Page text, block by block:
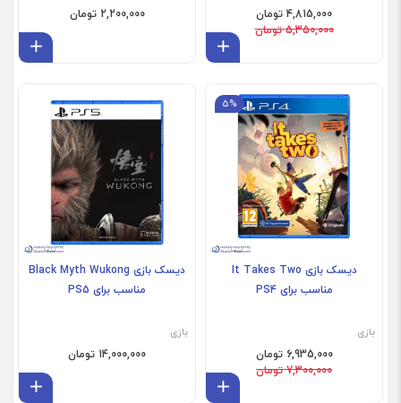
4,815,000 تومان
5,350,000 تومان
2,200,000 تومان
فروش ویژه
5%
دیسک بازی It Takes Two
مناسب برای PS4
بازی
6,935,000 تومان
7,300,000 تومان
دیسک بازی Black Myth Wukong
مناسب برای PS5
بازی
14,000,000 تومان